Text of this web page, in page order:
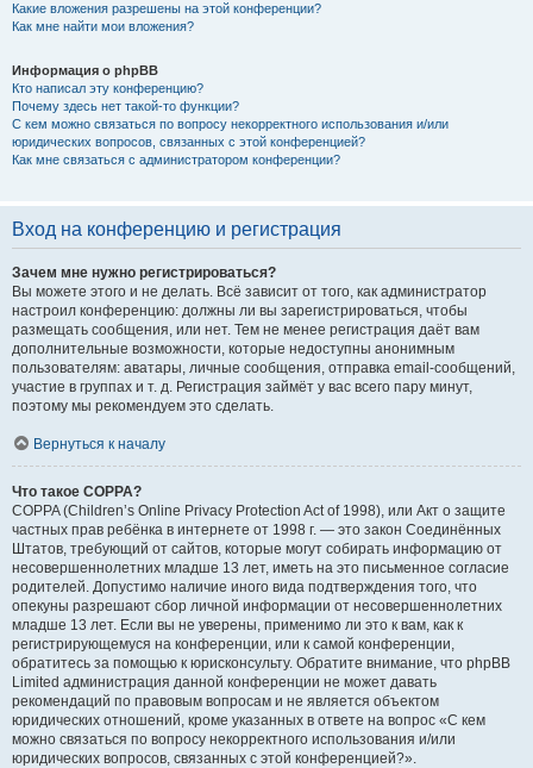
Какие вложения разрешены на этой конференции?
Как мне найти мои вложения?
Информация о phpBB
Кто написал эту конференцию?
Почему здесь нет такой-то функции?
С кем можно связаться по вопросу некорректного использования и/или
юридических вопросов, связанных с этой конференцией?
Как мне связаться с администратором конференции?
Вход на конференцию и регистрация
Зачем мне нужно регистрироваться?
Вы можете этого и не делать. Всё зависит от того, как администратор
настроил конференцию: должны ли вы зарегистрироваться, чтобы
размещать сообщения, или нет. Тем не менее регистрация даёт вам
дополнительные возможности, которые недоступны анонимным
пользователям: аватары, личные сообщения, отправка email-сообщений,
участие в группах и т. д. Регистрация займёт у вас всего пару минут,
поэтому мы рекомендуем это сделать.
Вернуться к началу
Что такое COPPA?
COPPA (Children’s Online Privacy Protection Act of 1998), или Акт о защите
частных прав ребёнка в интернете от 1998 г. — это закон Соединённых
Штатов, требующий от сайтов, которые могут собирать информацию от
несовершеннолетних младше 13 лет, иметь на это письменное согласие
родителей. Допустимо наличие иного вида подтверждения того, что
опекуны разрешают сбор личной информации от несовершеннолетних
младше 13 лет. Если вы не уверены, применимо ли это к вам, как к
регистрирующемуся на конференции, или к самой конференции,
обратитесь за помощью к юрисконсульту. Обратите внимание, что phpBB
Limited администрация данной конференции не может давать
рекомендаций по правовым вопросам и не является объектом
юридических отношений, кроме указанных в ответе на вопрос «С кем
можно связаться по вопросу некорректного использования и/или
юридических вопросов, связанных с этой конференцией?».